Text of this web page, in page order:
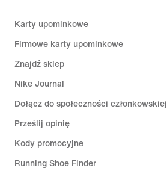
Karty upominkowe
Firmowe karty upominkowe
Znajdź sklep
Nike Journal
Dołącz do społeczności członkowskiej
Prześlij opinię
Kody promocyjne
Running Shoe Finder